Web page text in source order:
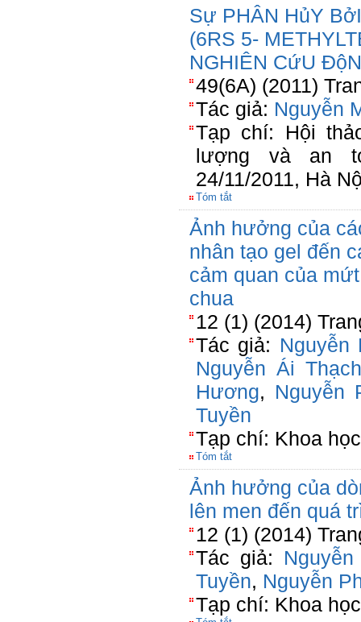
Sự PHÂN HủY
(6RS 5-
NGHIÊN CứU
49(6A) (2011)
Tác giả: Nguyễn
Tạp chí: Hội
lượng và an
24/11/2011, Hà
Tóm tắt
Ảnh hưởng của
nhân tạo gel đến
cảm quan của
chua
12 (1) (2014)
Tác giả: Nguyễn
Nguyễn Ái Thạch
Hương, Nguyễn
Tuyền
Tạp chí: Khoa
Tóm tắt
Ảnh hưởng của
lên men đến quá
12 (1) (2014)
Tác giả:
Tuyền, Nguyễn
Tạp chí: Khoa